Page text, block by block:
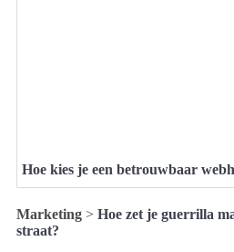
Hoe kies je een betrouwbaar
Marketing > Hoe zet je guerrilla
straat?